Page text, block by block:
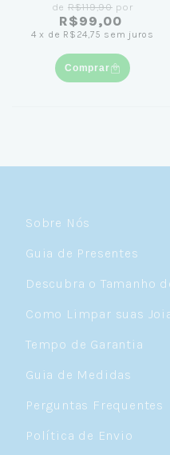
de R$119,90por
R$99,00
4 x de R$24,75 sem juros
Comprar
Sobre Nós
Guia de Presentes
Descubra o Tamanho
Como Limpar suas
Tempo de Garantia
Guia de Medidas
Perguntas Frequentes
Política de Envio